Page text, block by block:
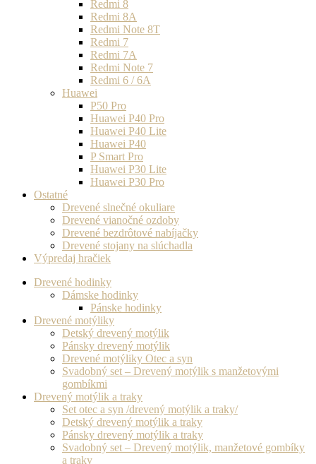
Redmi 8
Redmi 8A
Redmi Note 8T
Redmi 7
Redmi 7A
Redmi Note 7
Redmi 6 / 6A
Huawei
P50 Pro
Huawei P40 Pro
Huawei P40 Lite
Huawei P40
P Smart Pro
Huawei P30 Lite
Huawei P30 Pro
Ostatné
Drevené slnečné okuliare
Drevené vianočné ozdoby
Drevené bezdrôtové nabíjačky
Drevené stojany na slúchadla
Výpredaj hračiek
Drevené hodinky
Dámske hodinky
Pánske hodinky
Drevené motýliky
Detský drevený motýlik
Pánsky drevený motýlik
Drevené motýliky Otec a syn
Svadobný set – Drevený motýlik s manžetovými
gombíkmi
Drevený motýlik a traky
Set otec a syn /drevený motýlik a traky/
Detský drevený motýlik a traky
Pánsky drevený motýlik a traky
Svadobný set – Drevený motýlik, manžetové gombíky
a traky